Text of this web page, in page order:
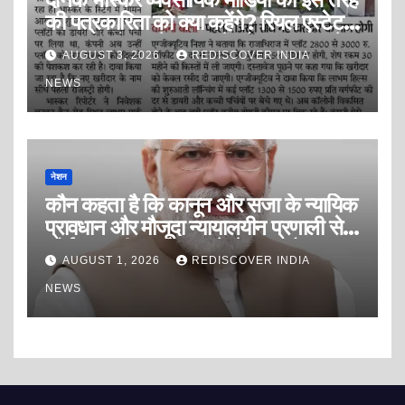
की पत्रकारिता को क्या कहेंगे? रियल एस्टेट
इंडस्ट्री को डराने, धमकाने और दवाब बनाने
की पत्रकारिता? या सफेद पोश ब्लैकमेलिंग
पत्रकारिता?
AUGUST 3, 2026 REDISCOVER INDIA
NEWS
नेशन
कौन कहता है कि कानून और सजा के न्यायिक
प्रावधान और मौजूदा न्यायालयीन प्रणाली से
कोई अपराधी अपराध करने से डरता है?
AUGUST 1, 2026 REDISCOVER INDIA
NEWS